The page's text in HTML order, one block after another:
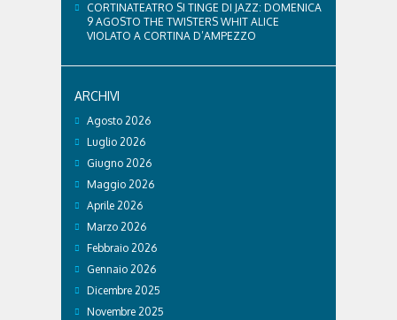
CORTINATEATRO SI TINGE DI JAZZ: DOMENICA
9 AGOSTO THE TWISTERS WHIT ALICE
VIOLATO A CORTINA D’AMPEZZO
ARCHIVI
Agosto 2026
Luglio 2026
Giugno 2026
Maggio 2026
Aprile 2026
Marzo 2026
Febbraio 2026
Gennaio 2026
Dicembre 2025
Novembre 2025